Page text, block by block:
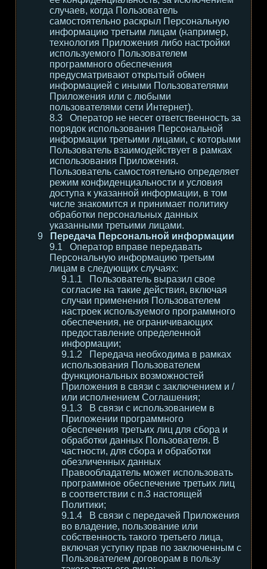
случаев, когда Пользователь
самостоятельно раскрыл Персональную
информацию третьим лицам (например,
технология Приложения либо настройки
используемого Пользователем
программного обеспечения
предусматривают открытый обмен
информацией с иными Пользователями
Приложения или с любыми
пользователями сети Интернет).
Оператор не несет ответственность за
порядок использования Персональной
информации третьими лицами, с которыми
Пользователь взаимодействует в рамках
использования Приложения.
Пользователь самостоятельно определяет
режим конфиденциальности и условия
доступа к указанной информации, в том
числе знакомится и принимает политику
обработки персональных данных
указанными третьими лицами.
Передача Персональной информации
Оператор вправе передавать
Персональную информацию третьим
лицам в следующих случаях:
Пользователь выразил свое
согласие на такие действия, включая
случаи применения Пользователем
настроек используемого программного
обеспечения, не ограничивающих
предоставление определенной
информации;
Передача необходима в рамках
использования Пользователем
функциональных возможностей
Приложения в связи с заключением и /
или исполнением Соглашения;
В связи с использованием в
Приложении программного
обеспечения третьих лиц для сбора и
обработки данных Пользователя. В
частности, для сбора и обработки
обезличенных данных
Правообладатель может использовать
программное обеспечение третьих лиц
в соответствии с п.3 настоящей
Политики;
В связи с передачей Приложения
во владение, пользование или
собственность такого третьего лица,
включая уступку прав по заключенным с
Пользователем договорам в пользу